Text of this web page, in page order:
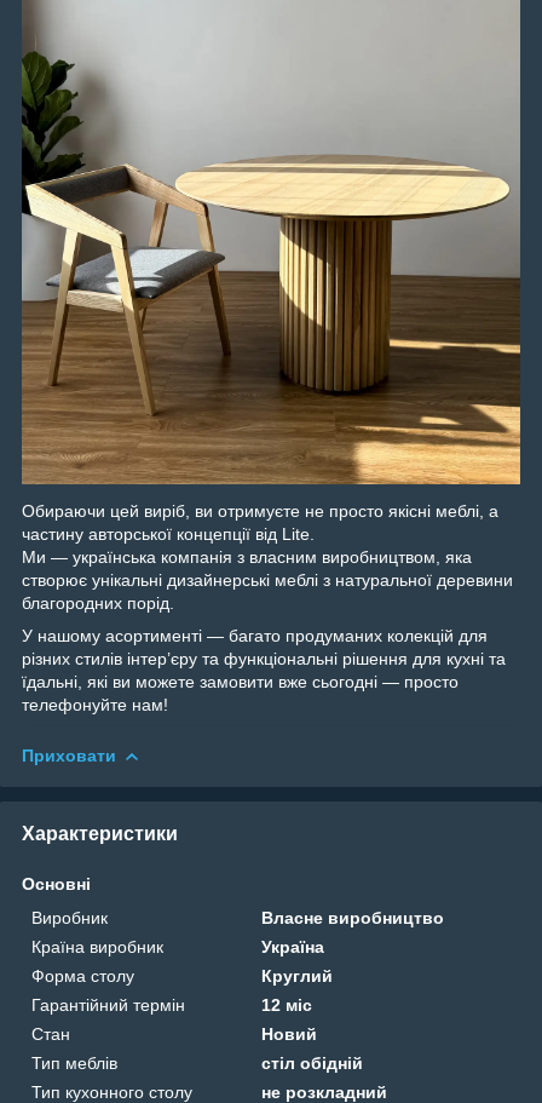
Обираючи цей виріб, ви отримуєте не просто якісні меблі, а
частину авторської концепції від Lite.
Ми — українська компанія з власним виробництвом, яка
створює унікальні дизайнерські меблі з натуральної деревини
благородних порід.
У нашому асортименті — багато продуманих колекцій для
різних стилів інтер’єру та функціональні рішення для кухні та
їдальні, які ви можете замовити вже сьогодні — просто
телефонуйте нам!
Приховати
Характеристики
Основні
Виробник
Власне виробництво
Країна виробник
Україна
Форма столу
Круглий
Гарантійний термін
12 міс
Стан
Новий
Тип меблів
стіл обідній
Тип кухонного столу
не розкладний